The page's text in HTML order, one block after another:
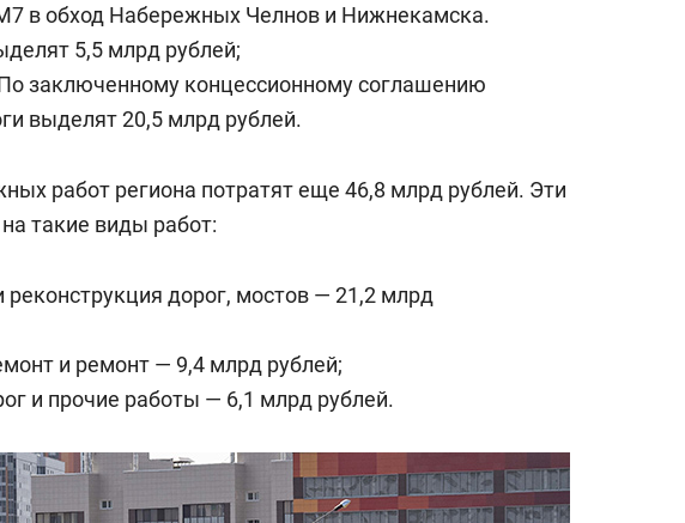
в обход Набережных Челнов и Нижнекамска.
5,5 млрд рублей;
заключенному концессионному соглашению
выделят 20,5 млрд рублей.
работ региона потратят еще 46,8 млрд рублей. Эти
такие виды работ:
реконструкция дорог, мостов — 21,2 млрд
и ремонт — 9,4 млрд рублей;
и прочие работы — 6,1 млрд рублей.